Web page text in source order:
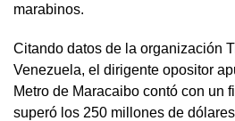
marabinos.
Citando datos de la organización
Venezuela, el dirigente opositor
Metro de Maracaibo contó con un
superó los 250 millones de